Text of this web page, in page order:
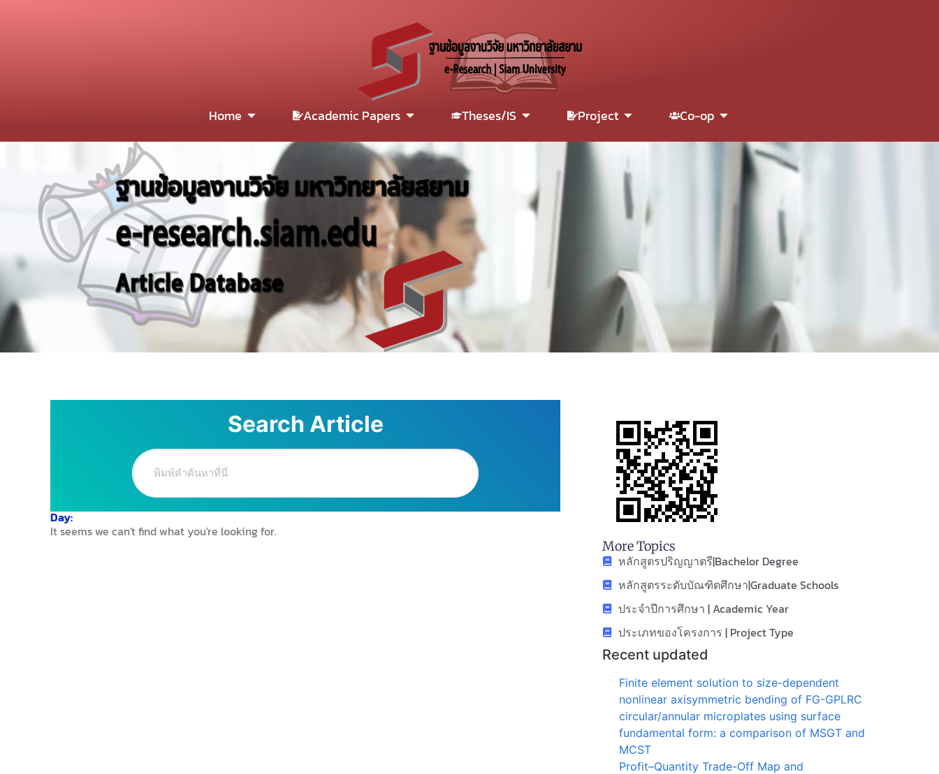
Home Academic Papers Theses/IS Project Co-op
Search Article
Day:
It seems we can't find what you're looking for.
More Topics
หลักสูตรปริญญาตรี|Bachelor Degree
หลักสูตรระดับบัณฑิตศึกษา|Graduate Schools
ประจำปีการศึกษา | Academic Year
ประเภทของโครงการ | Project Type
Recent updated
Finite element solution to size-dependent
nonlinear axisymmetric bending of FG-GPLRC
circular/annular microplates using surface
fundamental form: a comparison of MSGT and
MCST
Profit–Quantity Trade-Off Map and